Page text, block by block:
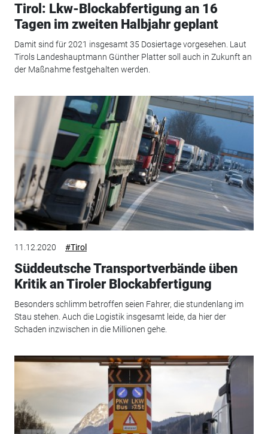
Tirol: Lkw-Blockabfertigung an 16
Tagen im zweiten Halbjahr geplant
Damit sind für 2021 insgesamt 35 Dosiertage vorgesehen. Laut
Tirols Landeshauptmann Günther Platter soll auch in Zukunft an
der Maßnahme festgehalten werden.
11.12.2020 #Tirol
Süddeutsche Transportverbände üben
Kritik an Tiroler Blockabfertigung
Besonders schlimm betroffen seien Fahrer, die stundenlang im
Stau stehen. Auch die Logistik insgesamt leide, da hier der
Schaden inzwischen in die Millionen gehe.